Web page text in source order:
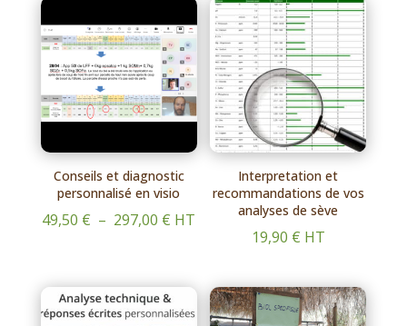
Conseils et diagnostic
personnalisé en visio
49,50 € – 297,00 € Plage
49,50 €
à
HT
Interpretation et
recommandations de vos
analyses de sève
19,90 € HT